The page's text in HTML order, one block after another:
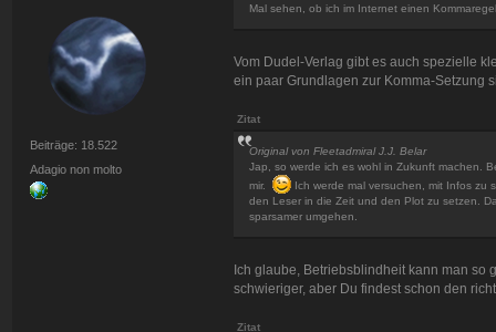
Beiträge: 18.522
Adagio non molto
Mal sehen, ob ich im Internet einen
Vom Dudel-Verlag gibt es auch spezielle
ein paar Grundlagen zur Komma-Setzung
Zitat
Original von Fleetadmiral J.J. Belar
Jap, so werde ich es wohl in Zukunft machen.
mir.
Ich werde mal versuchen, mit Infos zu
den Leser in die Zeit und den Plot zu setzen.
sparsamer umgehen.
Ich glaube, Betriebsblindheit kann man so
schwieriger, aber Du findest schon den
Zitat